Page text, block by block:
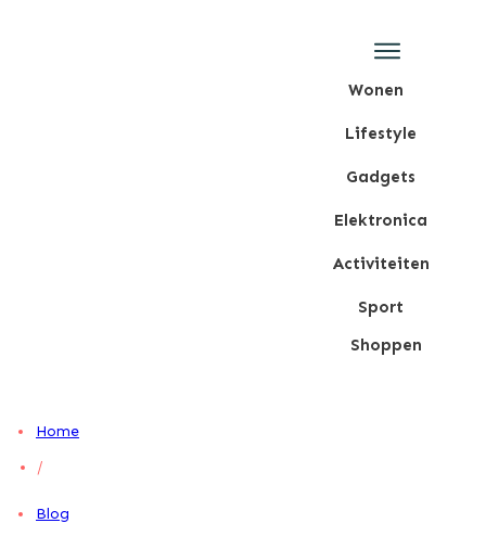
Wonen
Lifestyle
Gadgets
Elektronica
Activiteiten
Sport
Shoppen
Home
/
Blog